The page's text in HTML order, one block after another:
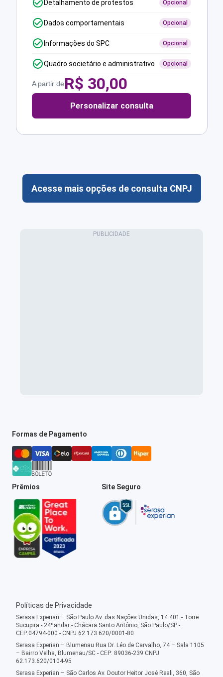
Detalhamento de protestos Opcional
Dados comportamentais Opcional
Informações do SPC Opcional
Quadro societário e administrativo Opcional
A partir deR$ 30,00
Personalizar consulta
Acesse mais opções de consulta CNPJ
Formas de Pagamento
Prêmios Site Seguro
Políticas de Privacidade
Serasa Experian – São Paulo Av. das Nações Unidas, 14.401 - Torre
Sucupira - 24ºandar - Chácara Santo Antônio, São Paulo/SP -
CEP:04794-000 - CNPJ 62.173.620/0001-80
Serasa Experian – Blumenau Rua Dr. Léo de Carvalho, 74 – Sala 1105
– Bairro Velha, Blumenau/SC - CEP: 89036-239 CNPJ
62.173.620/0104-95
Serasa Experian – São Carlos Av. Doutor Heitor José Reali, 360, São